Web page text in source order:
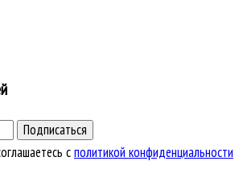
Подписаться
сполитикой конфиденциальности